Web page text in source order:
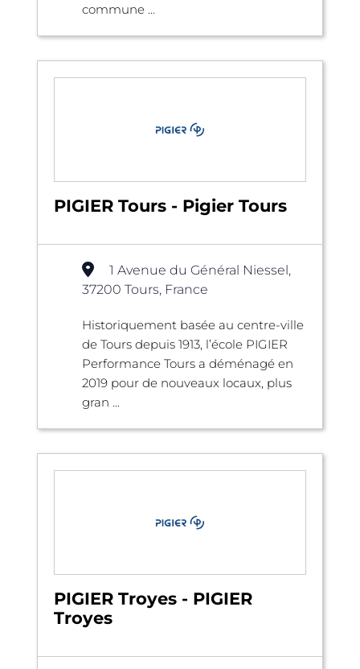
commune ...
PIGIER Tours - Pigier Tours
1 Avenue du Général Niessel,
37200 Tours, France
Historiquement basée au centre-ville
de Tours depuis 1913, l’école PIGIER
Performance Tours a déménagé en
2019 pour de nouveaux locaux, plus
gran ...
PIGIER Troyes - PIGIER
Troyes